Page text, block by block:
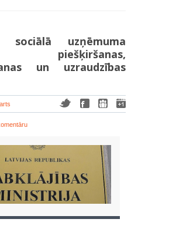
sociālā uzņēmuma
piešķiršanas,
un uzraudzības